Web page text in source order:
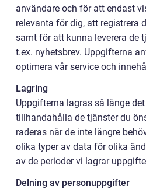
användare och för att endast
relevanta för dig, att registrera
samt för att kunna leverera de
t.ex. nyhetsbrev. Uppgifterna
optimera vår service och
Lagring
Uppgifterna lagras så länge
tillhandahålla de tjänster du
raderas när de inte längre
olika typer av data för olika
av de perioder vi lagrar
Delning av personuppgifter